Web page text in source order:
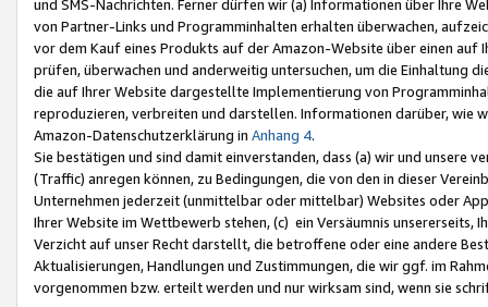
und SMS-Nachrichten. Ferner dürfen wir (a) Informationen über Ihre
von Partner-Links und Programminhalten erhalten überwachen,
vor dem Kauf eines Produkts auf der Amazon-Website über einen
prüfen, überwachen und anderweitig untersuchen, um die Einhaltung
die auf Ihrer Website dargestellte Implementierung von
reproduzieren, verbreiten und darstellen. Informationen darüber, wie
Amazon-Datenschutzerklärung in Anhang 4.
Sie bestätigen und sind damit einverstanden, dass (a) wir und
(Traffic) anregen können, zu Bedingungen, die von den in dieser
Unternehmen jederzeit (unmittelbar oder mittelbar) Websites oder
Ihrer Website im Wettbewerb stehen, (c) ein Versäumnis unsererseits,
Verzicht auf unser Recht darstellt, die betroffene oder eine andere
Aktualisierungen, Handlungen und Zustimmungen, die wir ggf. im
vorgenommen bzw. erteilt werden und nur wirksam sind, wenn sie